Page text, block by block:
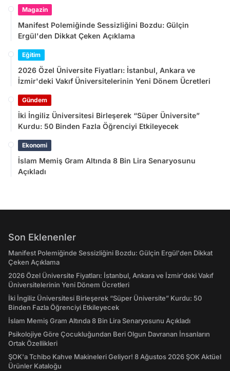
Magazin
Manifest Polemiğinde Sessizliğini Bozdu: Gülçin
Ergül'den Dikkat Çeken Açıklama
Eğitim
2026 Özel Üniversite Fiyatları: İstanbul, Ankara ve
İzmir'deki Vakıf Üniversitelerinin Yeni Dönem Ücretleri
Gündem
İki İngiliz Üniversitesi Birleşerek “Süper Üniversite”
Kurdu: 50 Binden Fazla Öğrenciyi Etkileyecek
Ekonomi
İslam Memiş Gram Altında 8 Bin Lira Senaryosunu
Açıkladı
Son Eklenenler
Manifest Polemiğinde Sessizliğini Bozdu: Gülçin Ergül'den Dikkat
Çeken Açıklama
2026 Özel Üniversite Fiyatları: İstanbul, Ankara ve İzmir'deki Vakıf
Üniversitelerinin Yeni Dönem Ücretleri
İki İngiliz Üniversitesi Birleşerek “Süper Üniversite” Kurdu: 50
Binden Fazla Öğrenciyi Etkileyecek
İslam Memiş Gram Altında 8 Bin Lira Senaryosunu Açıkladı
Psikolojiye Göre Çocukluğundan Beri Olgun Davranan İnsanların
Ortak Özellikleri
ŞOK'a Tchibo Kahve Makineleri Geliyor! 8 Ağustos 2026 ŞOK Aktüel
Ürünler Kataloğu